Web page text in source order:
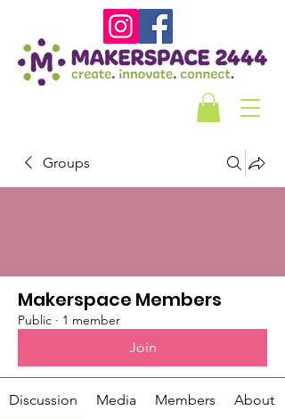
Groups
Makerspace Members
Public · 1 member
Join
Discussion Media Members About